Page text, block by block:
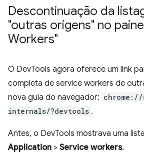
Descontinuação da
"outras origens" no
Workers"
O DevTools agora oferece um link
completa de service workers de
nova guia do navegador:
internals/?devtools .
Antes, o DevTools mostrava uma
Application > Service workers.